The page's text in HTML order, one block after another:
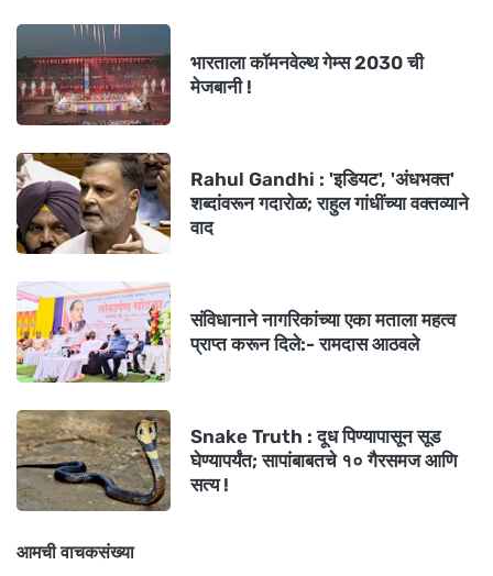
भारताला कॉमनवेल्थ गेम्स 2030 ची
मेजबानी !
Rahul Gandhi : 'इडियट', 'अंधभक्त'
शब्दांवरून गदारोळ; राहुल गांधींच्या वक्तव्याने
वाद
संविधानाने नागरिकांच्या एका मताला महत्व
प्राप्त करून दिले:- रामदास आठवले
Snake Truth : दूध पिण्यापासून सूड
घेण्यापर्यंत; सापांबाबतचे १० गैरसमज आणि
सत्य !
आमची वाचकसंख्या